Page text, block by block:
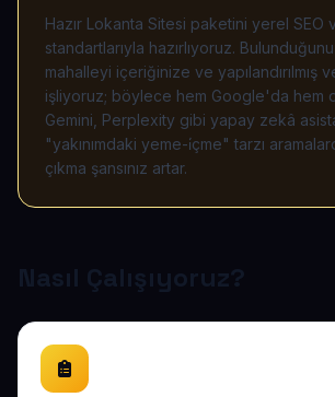
Hazır Lokanta Sitesi paketini yerel SEO
standartlarıyla hazırlıyoruz.
mahalleyi içeriğinize ve yapılandırılmış
işliyoruz; böylece hem Google'da hem
Gemini, Perplexity gibi yapay zekâ
"yakınımdaki yeme-i̇çme" tarzı
çıkma şansınız artar.
Nasıl Çalışıyoruz?